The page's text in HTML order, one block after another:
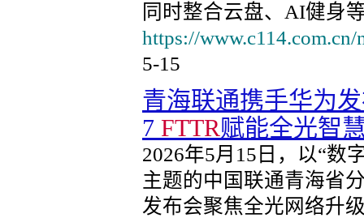
同时整合云盘、AI健身
https://
5-15
青海联通携手华为
7 FTTR赋能全光智
2026年5月15日，以“数
主题的中国联通青海省
发布会聚焦全光网络升